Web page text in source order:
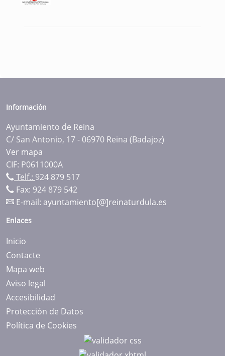
Información
Ayuntamiento de Reina
C/ San Antonio, 17 - 06970 Reina (Badajoz)
Ver mapa
CIF: P0611000A
Telf.: 924 879 517
Fax: 924 879 542
E-mail: ayuntamiento[@]reinaturdula.es
Enlaces
Inicio
Contacte
Mapa web
Aviso legal
Accesibilidad
Protección de Datos
Política de Cookies